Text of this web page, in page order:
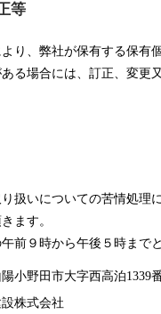
等
り、弊社が保有する保有
る場合には、訂正、変更
扱いについての苦情処理
ます。
前９時から午後５時まで
小野田市大字西高泊1339
株式会社